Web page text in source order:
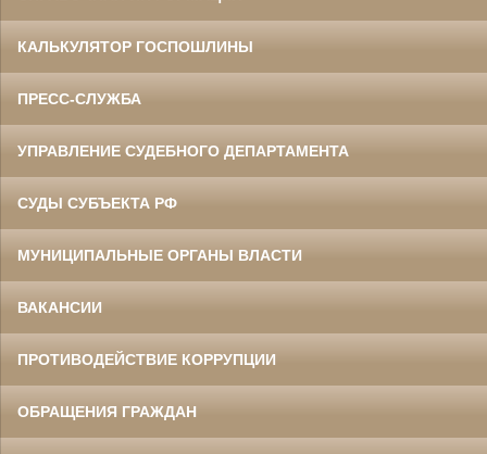
КАЛЬКУЛЯТОР ГОСПОШЛИНЫ
ПРЕСС-СЛУЖБА
УПРАВЛЕНИЕ СУДЕБНОГО ДЕПАРТАМЕНТА
СУДЫ СУБЪЕКТА РФ
МУНИЦИПАЛЬНЫЕ ОРГАНЫ ВЛАСТИ
ВАКАНСИИ
ПРОТИВОДЕЙСТВИЕ КОРРУПЦИИ
ОБРАЩЕНИЯ ГРАЖДАН